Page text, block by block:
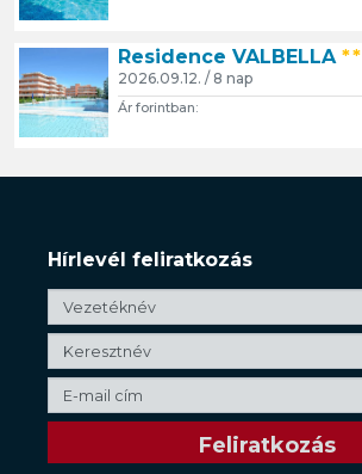
Residence VALBELLA
2026.09.12. / 8 nap
Ár forintban:
Hírlevél feliratkozás